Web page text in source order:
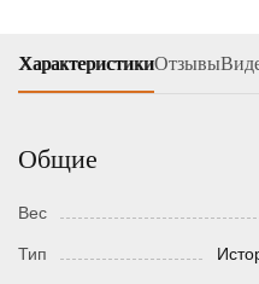
ХарактеристикиОтзывы
Общие
Вес
Тип